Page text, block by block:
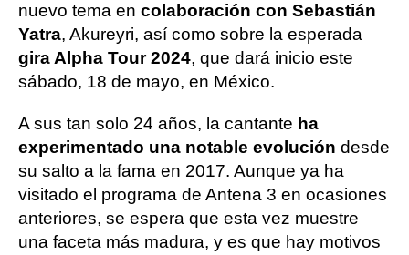
nuevo tema en colaboración con Sebastián
Yatra, Akureyri, así como sobre la esperada
gira Alpha Tour 2024, que dará inicio este
sábado, 18 de mayo, en México.
A sus tan solo 24 años, la cantante ha
experimentado una notable evolución desde
su salto a la fama en 2017. Aunque ya ha
visitado el programa de Antena 3 en ocasiones
anteriores, se espera que esta vez muestre
una faceta más madura, y es que hay motivos